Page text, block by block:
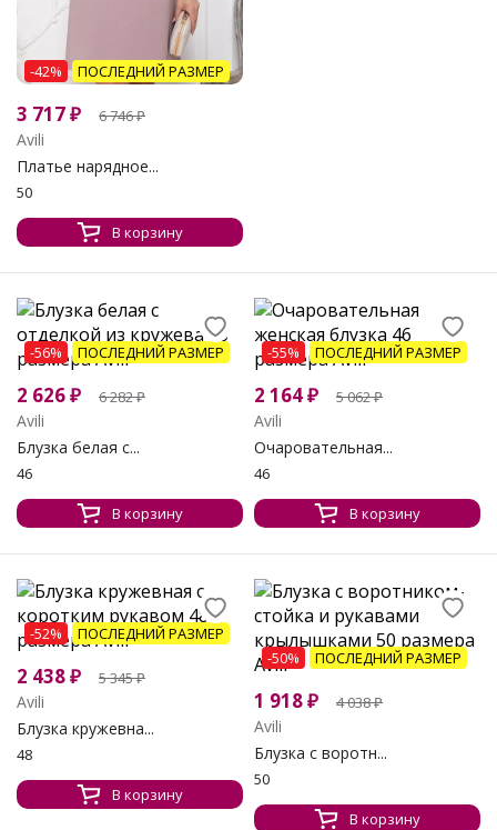
-42% ПОСЛЕДНИЙ РАЗМЕР
3 717₽ 6 746₽
Avili
Платье нарядное...
50
В корзину
-56% ПОСЛЕДНИЙ РАЗМЕР
2 626₽ 6 282₽
Avili
Блузка белая с...
46
В корзину
-55% ПОСЛЕДНИЙ РАЗМЕР
2 164₽ 5 062₽
Avili
Очаровательная...
46
В корзину
-52% ПОСЛЕДНИЙ РАЗМЕР
2 438₽ 5 345₽
Avili
Блузка кружевна...
48
В корзину
-50% ПОСЛЕДНИЙ РАЗМЕР
1 918₽ 4 038₽
Avili
Блузка с воротн...
50
В корзину